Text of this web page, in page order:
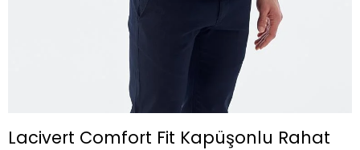
Lacivert Comfort Fit Kapüşonlu Rahat